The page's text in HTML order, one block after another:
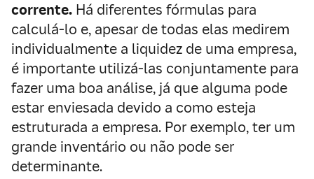
corrente. Há diferentes fórmulas para
calculá-lo e, apesar de todas elas medirem
individualmente a liquidez de uma empresa,
é importante utilizá-las conjuntamente para
fazer uma boa análise, já que alguma pode
estar enviesada devido a como esteja
estruturada a empresa. Por exemplo, ter um
grande inventário ou não pode ser
determinante.